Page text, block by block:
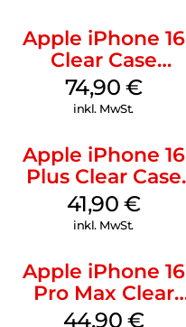
Apple iPhone 16
Clear Case
MagSafe
Transparent
74,90 €
inkl. MwSt.
Apple iPhone 16
Plus Clear Case
MagSafe
Transparent
41,90 €
inkl. MwSt.
Apple iPhone 16
Pro Max Clear
Case MagSafe
44,90 €